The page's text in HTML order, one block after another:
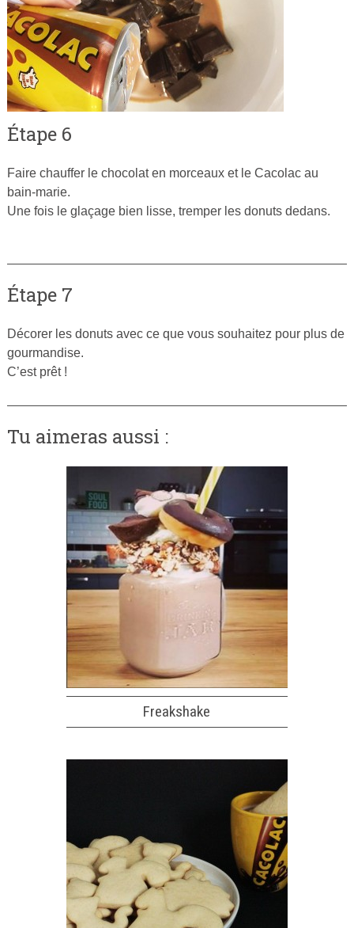
Étape 6
Faire chauffer le chocolat en morceaux et le Cacolac au
bain-marie.
Une fois le glaçage bien lisse, tremper les donuts dedans.
Étape 7
Décorer les donuts avec ce que vous souhaitez pour plus de
gourmandise.
C’est prêt !
Tu aimeras aussi :
Freakshake